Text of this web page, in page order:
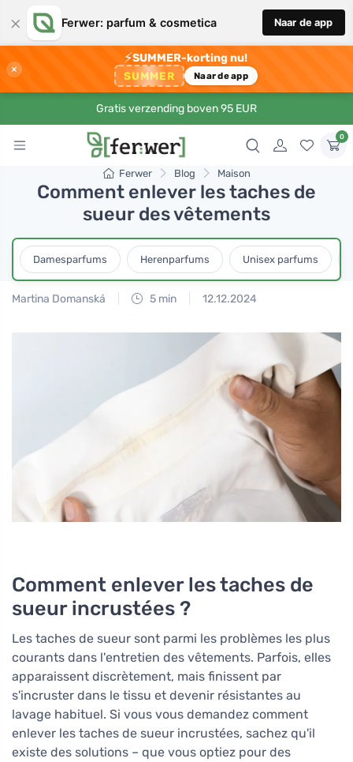
× Ferwer: parfum & cosmetica Naar de app
×
⚡SUMMER-korting nu!
SUMMER Naar de app
Gratis verzending boven 95 EUR
0
Ferwer Blog Maison
Comment enlever les taches de
sueur des vêtements
Damesparfums Herenparfums Unisex parfums
Martina Domanská 5 min 12.12.2024
Comment enlever les taches de
sueur incrustées ?
Les taches de sueur sont parmi les problèmes les plus
courants dans l'entretien des vêtements. Parfois, elles
apparaissent discrètement, mais finissent par
s'incruster dans le tissu et devenir résistantes au
lavage habituel. Si vous vous demandez comment
enlever les taches de sueur incrustées, sachez qu'il
existe des solutions – que vous optiez pour des